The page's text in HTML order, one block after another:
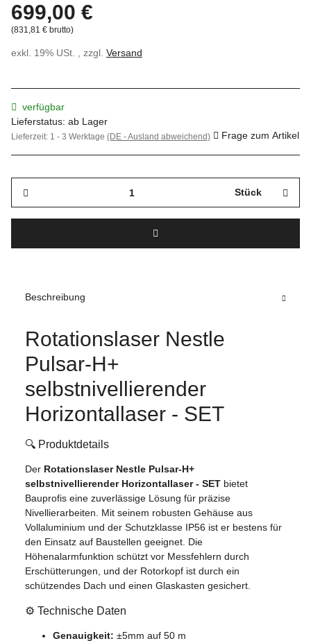
699,00 €
(831,81 € brutto)
exkl. 19% USt. , zzgl. Versand
verfügbar
Lieferstatus: ab Lager
Lieferzeit: 1 - 3 Werktage (DE - Ausland abweichend) Frage zum Artikel
Stück
Beschreibung
Rotationslaser Nestle
Pulsar-H+
selbstnivellierender
Horizontallaser - SET
🔍 Produktdetails
Der Rotationslaser Nestle Pulsar-H+
selbstnivellierender Horizontallaser - SET bietet
Bauprofis eine zuverlässige Lösung für präzise
Nivellierarbeiten. Mit seinem robusten Gehäuse aus
Vollaluminium und der Schutzklasse IP56 ist er bestens für
den Einsatz auf Baustellen geeignet. Die
Höhenalarmfunktion schützt vor Messfehlern durch
Erschütterungen, und der Rotorkopf ist durch ein
schützendes Dach und einen Glaskasten gesichert.
⚙️ Technische Daten
Genauigkeit: ±5mm auf 50 m